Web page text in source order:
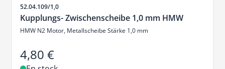
SKU
52.04.109/1,0
Kupplungs- Zwischenscheibe 1,0 mm HMW
HMW N2 Motor, Metallscheibe Stärke 1,0 mm
4,80 €